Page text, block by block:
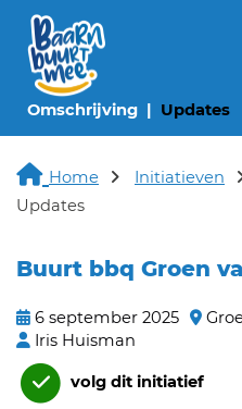
Omschrijving(huidige
Updates
Home Initiatieven
Updates
Buurt bbq Groen
6 september 2025
Iris Huisman
volg dit initiatief